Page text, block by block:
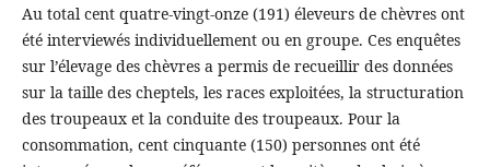
Au total cent quatre-vingt-onze (191) éleveurs de chèvres ont
été interviewés individuellement ou en groupe. Ces enquêtes
sur l’élevage des chèvres a permis de recueillir des données
sur la taille des cheptels, les races exploitées, la structuration
des troupeaux et la conduite des troupeaux. Pour la
consommation, cent cinquante (150) personnes ont été